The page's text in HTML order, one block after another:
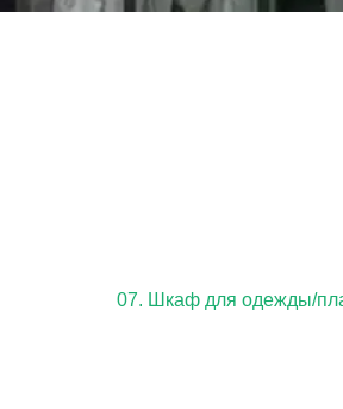
07. Шкаф для одежды/